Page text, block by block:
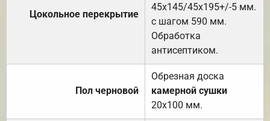
Цокольное перекрытие
45х145/45х195+/-5 мм.
с шагом 590 мм.
Обработка
антисептиком.
Пол черновой
Обрезная доска
камерной сушки
20х100 мм.